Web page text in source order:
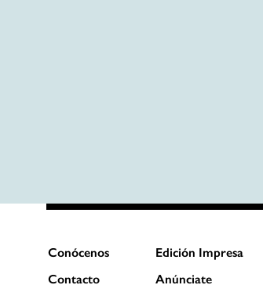
Conócenos Edición Impresa
Contacto
Anúnciate